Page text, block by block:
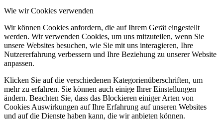
Wie wir Cookies verwenden
Wir können Cookies anfordern, die auf Ihrem Gerät eingestellt
werden. Wir verwenden Cookies, um uns mitzuteilen, wenn Sie
unsere Websites besuchen, wie Sie mit uns interagieren, Ihre
Nutzererfahrung verbessern und Ihre Beziehung zu unserer Website
anpassen.
Klicken Sie auf die verschiedenen Kategorienüberschriften, um
mehr zu erfahren. Sie können auch einige Ihrer Einstellungen
ändern. Beachten Sie, dass das Blockieren einiger Arten von
Cookies Auswirkungen auf Ihre Erfahrung auf unseren Websites
und auf die Dienste haben kann, die wir anbieten können.